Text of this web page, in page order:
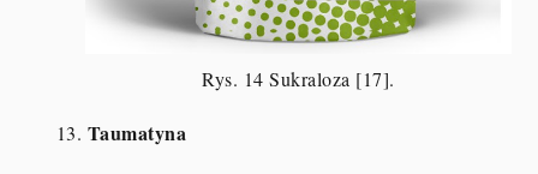
Rys. 14 Sukraloza [17].
13. Taumatyna